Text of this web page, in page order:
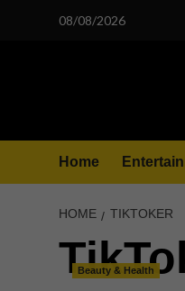
08/08/2026
Home
HOME TIKTOKER
Beauty & Health